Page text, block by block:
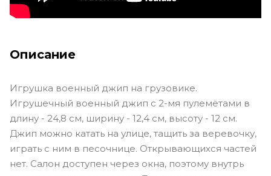
Описание
Игрушка военный джип на грузовике.
Игрушечный военный джип с 2-мя пулемётами в
длину - 24,8 см, ширину - 12,4 см, высоту - 12 см.